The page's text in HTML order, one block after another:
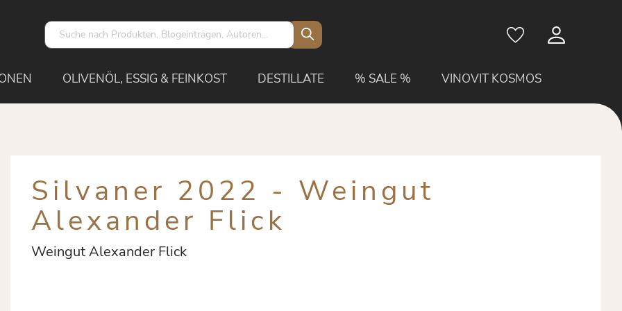
OLIVENÖL, ESSIG & FEINKOST DESTILLATE % SALE % VINOVIT KOSMOS
Silvaner 2022 - Weingut
Alexander Flick
Weingut Alexander Flick